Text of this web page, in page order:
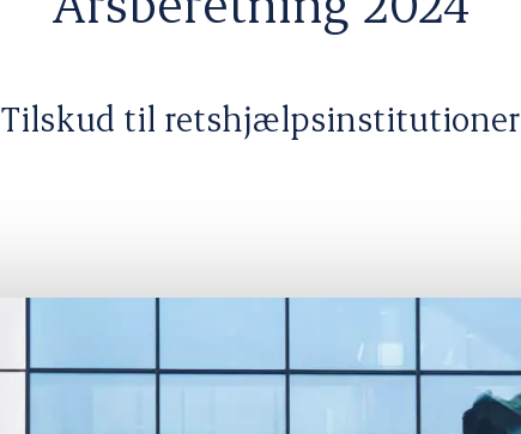
Tilskud til retshjælpsinstitutioner